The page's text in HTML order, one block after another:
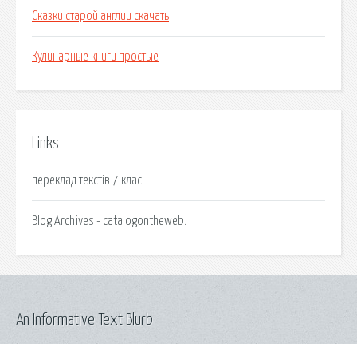
Сказки старой англии скачать
Кулинарные книги простые
Links
переклад текстів 7 клас.
Blog Archives - catalogontheweb.
An Informative Text Blurb